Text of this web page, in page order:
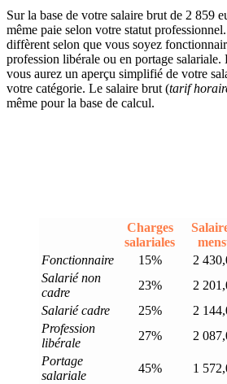
Sur la base de votre salaire brut de 2 859
même paie selon votre statut
diffèrent selon que vous soyez
profession libérale ou en portage salariale.
vous aurez un aperçu simplifié de votre
votre catégorie. Le salaire brut (tarif
même pour la base de calcul.
Charges
salariales
Fonctionnaire
15% 2
Salarié non
cadre
23% 2
Salarié cadre
25% 2
Profession
libérale
27% 2
Portage
salariale
45% 1